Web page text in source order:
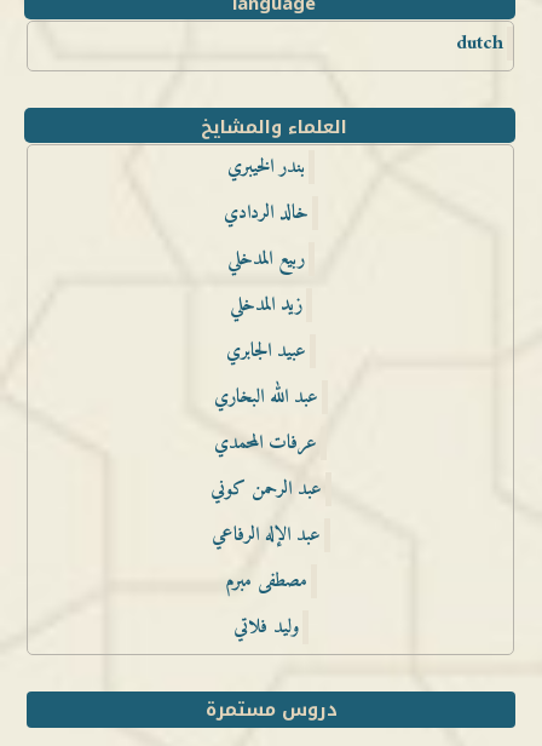
dutch
العلماء والمشايخ
بندر الخيبري
خالد الردادي
ربيع المدخلي
زيد المدخلي
عبيد الجابري
عبد الله البخاري
عرفات المحمدي
عبد الرحمن كوني
عبد الإله الرفاعي
مصطفى مبرم
وليد فلاتي
دروس مستمرة